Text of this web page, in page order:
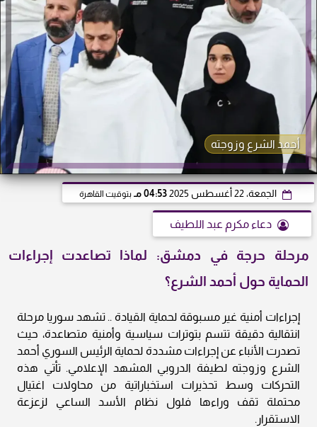
أحمد الشرع وزوجته
الجمعة، 22 أغسطس 2025 04:53 مـ بتوقيت القاهرة
دعاء مكرم عبد اللطيف
مرحلة حرجة في دمشق: لماذا تصاعدت إجراءات
الحماية حول أحمد الشرع؟
إجراءات أمنية غير مسبوقة لحماية القيادة .. تشهد سوريا مرحلة
انتقالية دقيقة تتسم بتوترات سياسية وأمنية متصاعدة، حيث
تصدرت الأنباء عن إجراءات مشددة لحماية الرئيس السوري أحمد
الشرع وزوجته لطيفة الدروبي المشهد الإعلامي. تأتي هذه
التحركات وسط تحذيرات استخباراتية من محاولات اغتيال
محتملة تقف وراءها فلول نظام الأسد الساعي لزعزعة
الاستقرار.